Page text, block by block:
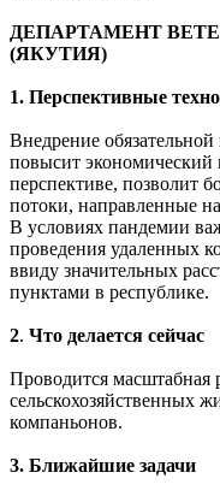
ДЕПАРТАМЕНТ
(ЯКУТИЯ)
1. Перспективные
Внедрение
повысит экономический
перспективе, позволит
потоки, направленные
В условиях пандемии
проведения удаленных
ввиду значительных
пунктами в республике.
2. Что делается сейчас
Проводится масштабная
сельскохозяйственных
компаньонов.
3. Ближайшие задачи